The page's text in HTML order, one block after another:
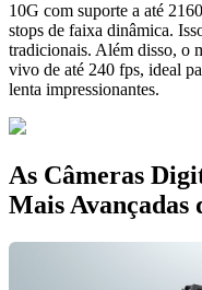
10G com suporte a até
stops de faixa dinâmica.
tradicionais. Além disso, o
vivo de até 240 fps, ideal
lenta impressionantes.
As Câmeras
Mais Avançadas